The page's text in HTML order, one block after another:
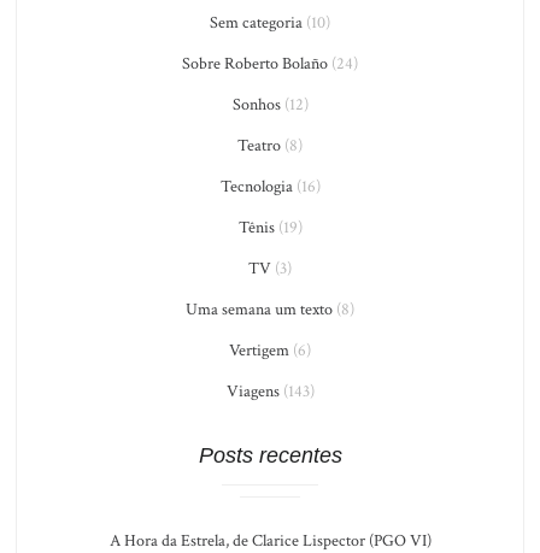
Sem categoria (10)
Sobre Roberto Bolaño (24)
Sonhos(12)
Teatro (8)
Tecnologia(16)
Tênis(19)
TV (3)
Uma semana um texto (8)
Vertigem (6)
Viagens(143)
Posts recentes
A Hora da Estrela, de Clarice Lispector (PGO VI)